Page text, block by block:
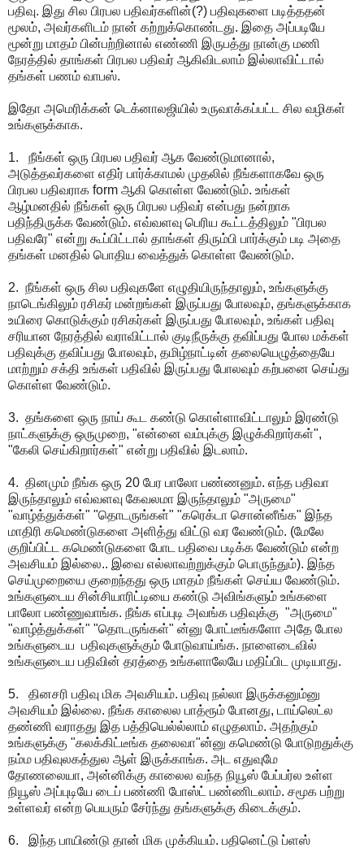
பதிவு. இது சில பிரபல பதிவர்களின்(?) பதிவுகளை படித்ததன்
மூலம், அவர்களிடம் நான் கற்றுக்கொண்டது. இதை அப்படியே
மூன்று மாதம் பின்பற்றினால் எண்ணி இருபத்து நான்கு மணி
நேரத்தில் தாங்கள் பிரபல பதிவர் ஆகிவிடலாம் இல்லாவிட்டால்
தங்கள் பணம் வாபஸ்.
இதோ அமெரிக்கன் டெக்னாலஜியில் உருவாக்கப்பட்ட சில வழிகள்
உங்களுக்காக.
1. நீங்கள் ஒரு பிரபல பதிவர் ஆக வேண்டுமானால்,
அடுத்தவர்களை எதிர் பார்க்காமல் முதலில் நீங்களாகவே ஒரு
பிரபல பதிவராக form ஆகி கொள்ள வேண்டும். உங்கள்
ஆழ்மனதில் நீங்கள் ஒரு பிரபல பதிவர் என்பது நன்றாக
பதிந்திருக்க வேண்டும். எவ்வளவு பெரிய கூட்டத்திலும் "பிரபல
பதிவரே" என்று கூப்பிட்டால் தாங்கள் திரும்பி பார்க்கும் படி அதை
தங்கள் மனதில் பொதிய வைத்துக் கொள்ள வேண்டும்.
2. நீங்கள் ஒரு சில பதிவுகளே எழுதியிருந்தாலும், உங்களுக்கு
நாடெங்கிலும் ரசிகர் மன்றங்கள் இருப்பது போலவும், தங்களுக்காக
உயிரை கொடுக்கும் ரசிகர்கள் இருப்பது போலவும், உங்கள் பதிவு
சரியான நேரத்தில் வராவிட்டால் குடிநீருக்கு தவிப்பது போல மக்கள்
பதிவுக்கு தவிப்பது போலவும், தமிழ்நாட்டின் தலையெழுத்தையே
மாற்றும் சக்தி உங்கள் பதிவில் இருப்பது போலவும் கற்பனை செய்து
கொள்ள வேண்டும்.
3. தங்களை ஒரு நாய் கூட கண்டு கொள்ளாவிட்டாலும் இரண்டு
நாட்களுக்கு ஒருமுறை, "என்னை வம்புக்கு இழுக்கிறார்கள்",
"கேலி செய்கிறார்கள்" என்று பதிவில் இடலாம்.
4. தினமும் நீங்க ஒரு 20 பேர பாலோ பண்ணனும். எந்த பதிவா
இருந்தாலும் எவ்வளவு கேவலமா இருந்தாலும் "அருமை"
"வாழ்த்துக்கள்" "தொடருங்கள்" "கரெக்டா சொன்னீங்க" இந்த
மாதிரி கமெண்டுகளை அளித்து விட்டு வர வேண்டும். (மேலே
குறிப்பிட்ட கமெண்டுகளை போட பதிவை படிக்க வேண்டும் என்ற
அவசியம் இல்லை.. இவை எல்லாவற்றுக்கும் பொருந்தும்). இந்த
செய்முறையை குறைந்தது ஒரு மாதம் நீங்கள் செய்ய வேண்டும்.
உங்களுடைய சின்சியாரிட்டியை கண்டு அவிங்களும் உங்களை
பாலோ பண்ணுவாங்க. நீங்க எப்புடி அவங்க பதிவுக்கு "அருமை"
"வாழ்த்துக்கள்" "தொடருங்கள்" ன்னு போட்டீங்களோ அதே போல
உங்களுடைய பதிவுகளுக்கும் போடுவாய்ங்க. நாளைடைவில்
உங்களுடைய பதிவின் தரத்தை உங்களாலேயே மதிப்பிட முடியாது.
5. தினசரி பதிவு மிக அவசியம். பதிவு நல்லா இருக்கனும்னு
அவசியம் இல்லை. நீங்க காலைல பாத்ரூம் போனது, டாய்லெட்ல
தண்ணி வராதது இத பத்தியெல்ல்லாம் எழுதலாம். அதற்கும்
உங்களுக்கு "கலக்கிட்டீங்க தலைவா"ன்னு கமெண்டு போடுறதுக்கு
நம்ம பதிவுலகத்துல ஆள் இருக்காங்க. அட எதுவுமே
தோணலையா, அன்னிக்கு காலைல வந்த நியூஸ் பேப்பர்ல உள்ள
நியூஸ் அப்புடியே டைப் பண்ணி போஸ்ட் பண்ணிடலாம். சமூக பற்று
உள்ளவர் என்ற பெயரும் சேர்ந்து தங்களுக்கு கிடைக்கும்.
6. இந்த பாயிண்டு தான் மிக முக்கியம். பதினெட்டு ப்ளஸ்